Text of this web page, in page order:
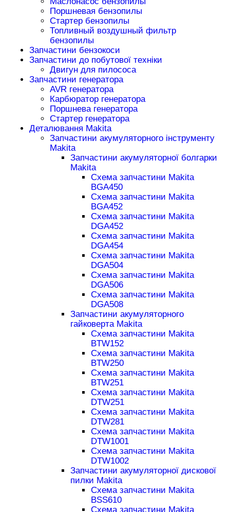
Поршневая бензопилы
Стартер бензопилы
Топливный воздушный фильтр
бензопилы
Запчастини бензокоси
Запчастини до побутової техніки
Двигун для пилососа
Запчастини генератора
AVR генератора
Карбюратор генератора
Поршнева генератора
Стартер генератора
Деталювання Makita
Запчастини акумуляторного інструменту
Makita
Запчастини акумуляторної болгарки
Makita
Схема запчастини Makita
BGA450
Схема запчастини Makita
BGA452
Схема запчастини Makita
DGA452
Схема запчастини Makita
DGA454
Схема запчастини Makita
DGA504
Схема запчастини Makita
DGA506
Схема запчастини Makita
DGA508
Запчастини акумуляторного
гайковерта Makita
Схема запчастини Makita
BTW152
Схема запчастини Makita
BTW250
Схема запчастини Makita
BTW251
Схема запчастини Makita
DTW251
Схема запчастини Makita
DTW281
Схема запчастини Makita
DTW1001
Схема запчастини Makita
DTW1002
Запчастини акумуляторної дискової
пилки Makita
Схема запчастини Makita
BSS610
Схема запчастини Makita